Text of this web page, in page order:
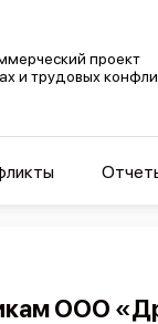
проект
и трудовых
ООО